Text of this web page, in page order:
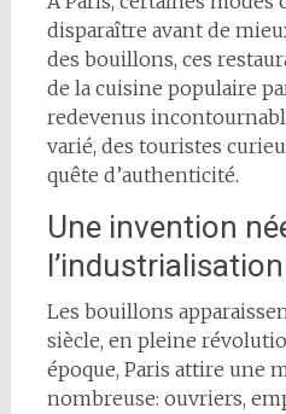
disparaître avant de
des bouillons, ces
de la cuisine populaire
redevenus
varié, des touristes
quête d’authenticité.
Une invention
l’industrialisation
Les bouillons
siècle, en pleine
époque, Paris attire une
nombreuse: ouvriers,